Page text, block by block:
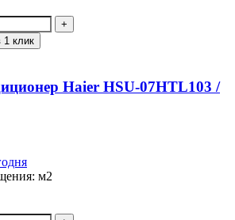
1 клик
Haier HSU-07HTL103 /
м2